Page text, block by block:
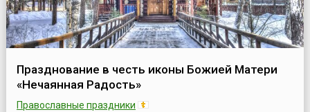
Празднование в честь иконы Божией Матери
«Нечаянная Радость»
Православные праздники